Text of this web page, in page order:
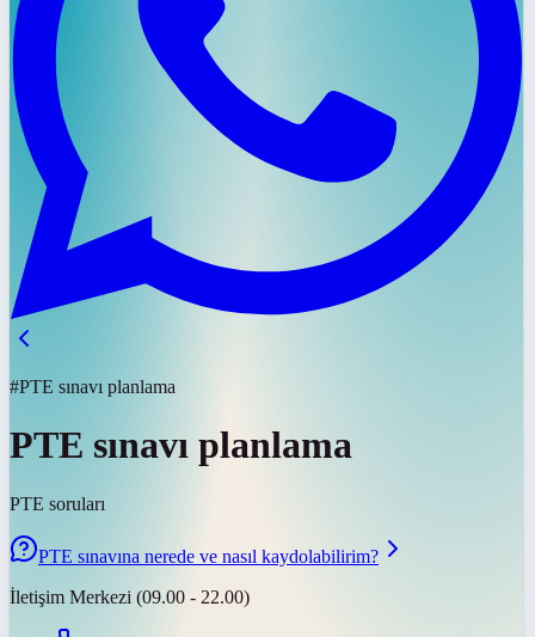
#PTE sınavı planlama
PTE sınavı planlama
PTE soruları
PTE sınavına nerede ve nasıl kaydolabilirim?
İletişim Merkezi (09.00 - 22.00)